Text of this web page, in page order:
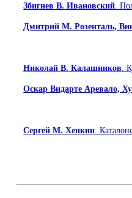
Збигнев В. Ивановский .
Дмитрий М. Розенталь,
Николай В. Калашников .
Оскар Видарте Аревало,
Сергей М. Хенкин .